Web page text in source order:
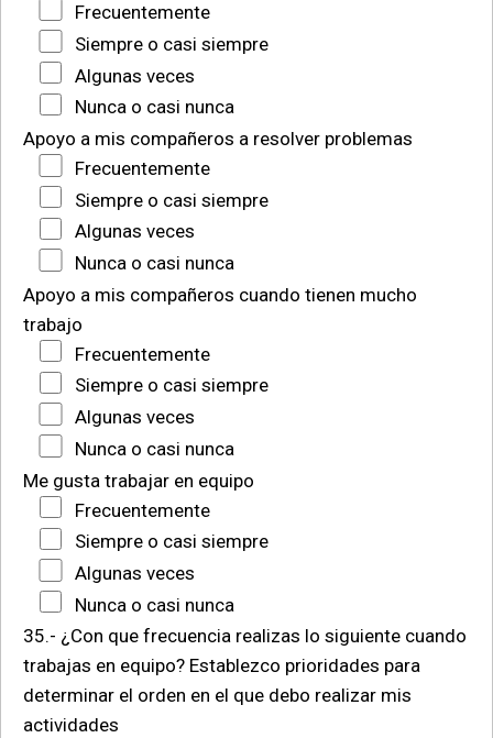
Frecuentemente
Siempre o casi siempre
Algunas veces
Nunca o casi nunca
Apoyo a mis compañeros a resolver problemas
Frecuentemente
Siempre o casi siempre
Algunas veces
Nunca o casi nunca
Apoyo a mis compañeros cuando tienen mucho
trabajo
Frecuentemente
Siempre o casi siempre
Algunas veces
Nunca o casi nunca
Me gusta trabajar en equipo
Frecuentemente
Siempre o casi siempre
Algunas veces
Nunca o casi nunca
35.- ¿Con que frecuencia realizas lo siguiente cuando
trabajas en equipo? Establezco prioridades para
determinar el orden en el que debo realizar mis
actividades